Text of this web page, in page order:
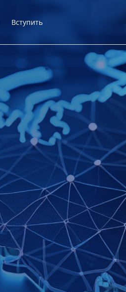
Вступить